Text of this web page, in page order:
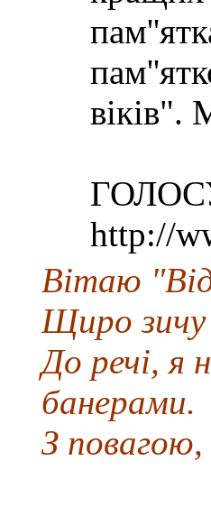
віків".
http://
Вітаю
Щиро зичу
До речі, я
банерами.
З повагою,